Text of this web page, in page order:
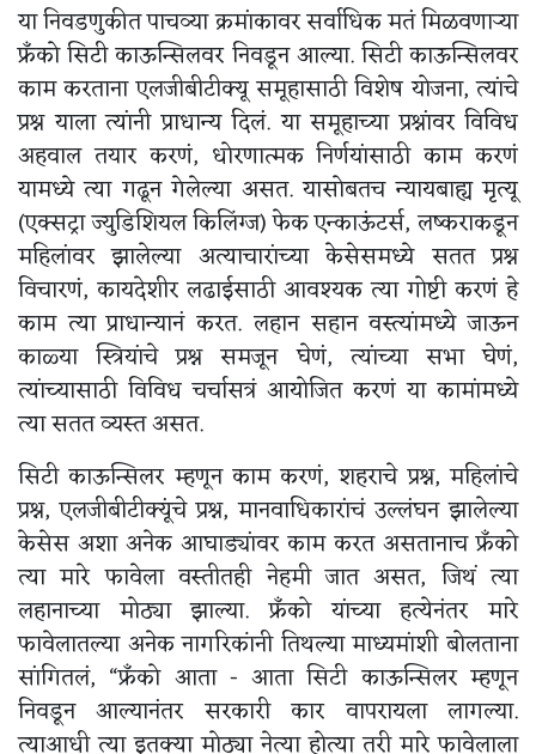
या निवडणुकीत पाचव्या क्रमांकावर सर्वाधिक मतं मिळवणाऱ्या
फ्रॅंको सिटी काऊन्सिलवर निवडून आल्या. सिटी काऊन्सिलवर
काम करताना एलजीबीटीक्यू समूहासाठी विशेष योजना, त्यांचे
प्रश्न याला त्यांनी प्राधान्य दिलं. या समूहाच्या प्रश्नांवर विविध
अहवाल तयार करणं, धोरणात्मक निर्णयांसाठी काम करणं
यामध्ये त्या गढून गेलेल्या असत. यासोबतच न्यायबाह्य मृत्यू
(एक्सट्रा ज्युडिशियल किलिंग्ज) फेक एन्काऊंटर्स, लष्कराकडून
महिलांवर झालेल्या अत्याचारांच्या केसेसमध्ये सतत प्रश्न
विचारणं, कायदेशीर लढाईसाठी आवश्यक त्या गोष्टी करणं हे
काम त्या प्राधान्यानं करत. लहान सहान वस्त्यांमध्ये जाऊन
काळ्या स्त्रियांचे प्रश्न समजून घेणं, त्यांच्या सभा घेणं,
त्यांच्यासाठी विविध चर्चासत्रं आयोजित करणं या कामांमध्ये
त्या सतत व्यस्त असत.
सिटी काऊन्सिलर म्हणून काम करणं, शहराचे प्रश्न, महिलांचे
प्रश्न, एलजीबीटीक्यूंचे प्रश्न, मानवाधिकारांचं उल्लंघन झालेल्या
केसेस अशा अनेक आघाड्यांवर काम करत असतानाच फ्रॅंको
त्या मारे फावेला वस्तीतही नेहमी जात असत, जिथं त्या
लहानाच्या मोठ्या झाल्या. फ्रॅंको यांच्या हत्येनंतर मारे
फावेलातल्या अनेक नागरिकांनी तिथल्या माध्यमांशी बोलताना
सांगितलं, “फ्रॅंको आता - आता सिटी काऊन्सिलर म्हणून
निवडून आल्यानंतर सरकारी कार वापरायला लागल्या.
त्याआधी त्या इतक्या मोठ्या नेत्या होत्या तरी मारे फावेलाला